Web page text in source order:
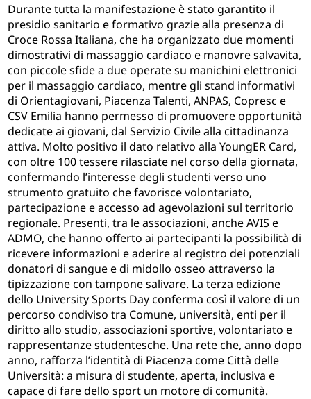
Durante tutta la manifestazione è stato garantito il
presidio sanitario e formativo grazie alla presenza di
Croce Rossa Italiana, che ha organizzato due momenti
dimostrativi di massaggio cardiaco e manovre salvavita,
con piccole sfide a due operate su manichini elettronici
per il massaggio cardiaco, mentre gli stand informativi
di Orientagiovani, Piacenza Talenti, ANPAS, Copresc e
CSV Emilia hanno permesso di promuovere opportunità
dedicate ai giovani, dal Servizio Civile alla cittadinanza
attiva. Molto positivo il dato relativo alla YoungER Card,
con oltre 100 tessere rilasciate nel corso della giornata,
confermando l’interesse degli studenti verso uno
strumento gratuito che favorisce volontariato,
partecipazione e accesso ad agevolazioni sul territorio
regionale. Presenti, tra le associazioni, anche AVIS e
ADMO, che hanno offerto ai partecipanti la possibilità di
ricevere informazioni e aderire al registro dei potenziali
donatori di sangue e di midollo osseo attraverso la
tipizzazione con tampone salivare. La terza edizione
dello University Sports Day conferma così il valore di un
percorso condiviso tra Comune, università, enti per il
diritto allo studio, associazioni sportive, volontariato e
rappresentanze studentesche. Una rete che, anno dopo
anno, rafforza l’identità di Piacenza come Città delle
Università: a misura di studente, aperta, inclusiva e
capace di fare dello sport un motore di comunità.